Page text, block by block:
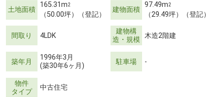
土地面積
165.31m2
（50.00坪）（登記）
建物面積
97.49m2
（29.49坪）（登記）
間取り 4LDK
建物構
造・規模 木造2階建
築年月
1996年3月
(築30年6ヶ月)
駐車場 -
物件
タイプ
中古住宅